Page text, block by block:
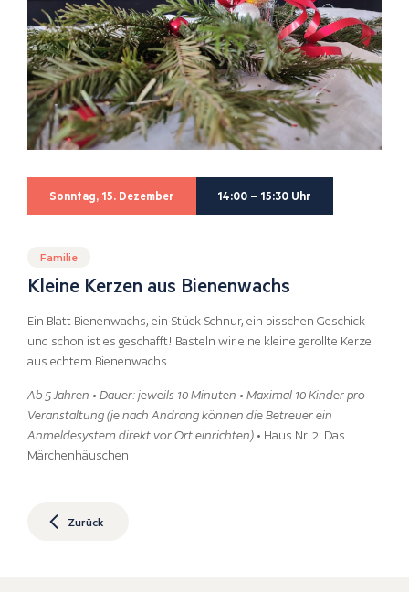
Sonntag, 15. Dezember 14:00 – 15:30 Uhr
Familie
Kleine Kerzen aus Bienenwachs
Ein Blatt Bienenwachs, ein Stück Schnur, ein bisschen Geschick –
und schon ist es geschafft! Basteln wir eine kleine gerollte Kerze
aus echtem Bienenwachs.
Ab 5 Jahren • Dauer: jeweils 10 Minuten • Maximal 10 Kinder pro
Veranstaltung (je nach Andrang können die Betreuer ein
Anmeldesystem direkt vor Ort einrichten) • Haus Nr. 2: Das
Märchenhäuschen
Zurück